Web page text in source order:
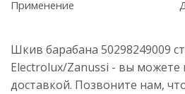
Применение
Шкив барабана 50298249009
Electrolux/Zanussi - вы можете
доставкой. Позвоните нам,